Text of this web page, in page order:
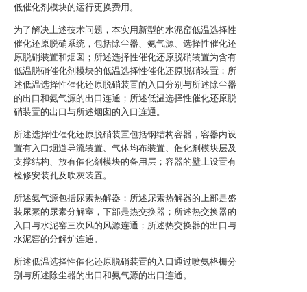
低催化剂模块的运行更换费用。
为了解决上述技术问题，本实用新型的水泥窑低温选择性
催化还原脱硝系统，包括除尘器、氨气源、选择性催化还
原脱硝装置和烟囱；所述选择性催化还原脱硝装置为含有
低温脱硝催化剂模块的低温选择性催化还原脱硝装置；所
述低温选择性催化还原脱硝装置的入口分别与所述除尘器
的出口和氨气源的出口连通；所述低温选择性催化还原脱
硝装置的出口与所述烟囱的入口连通。
所述选择性催化还原脱硝装置包括钢结构容器，容器内设
置有入口烟道导流装置、气体均布装置、催化剂模块层及
支撑结构、放有催化剂模块的备用层；容器的壁上设置有
检修安装孔及吹灰装置。
所述氨气源包括尿素热解器；所述尿素热解器的上部是盛
装尿素的尿素分解室，下部是热交换器；所述热交换器的
入口与水泥窑三次风的风源连通；所述热交换器的出口与
水泥窑的分解炉连通。
所述低温选择性催化还原脱硝装置的入口通过喷氨格栅分
别与所述除尘器的出口和氨气源的出口连通。